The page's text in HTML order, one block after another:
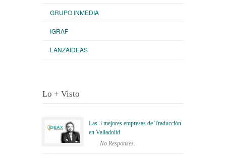
GRUPO INMEDIA
IGRAF
LANZAIDEAS
Lo + Visto
Las 3 mejores empresas de Traducción
en Valladolid
No Responses.